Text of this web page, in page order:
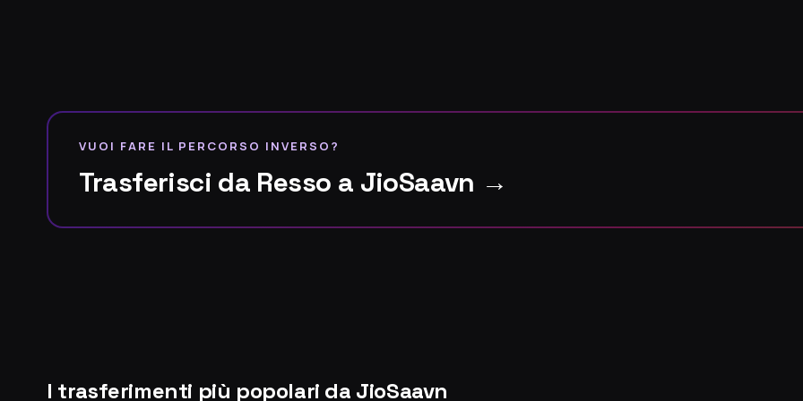
VUOI FARE IL PERCORSO INVERSO?
Trasferisci da Resso a JioSaavn →
I trasferimenti più popolari da JioSaavn